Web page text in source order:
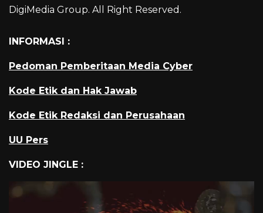
DigiMedia Group. All Right Reserved.
INFORMASI :
Pedoman Pemberitaan Media Cyber
Kode Etik dan Hak Jawab
Kode Etik Redaksi dan Perusahaan
UU Pers
VIDEO JINGLE :